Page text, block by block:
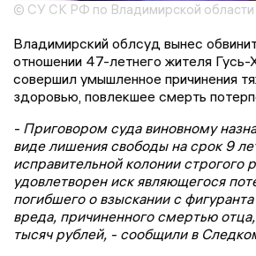
© СУ СК РФ по Владимирской области
Владимирский облсуд вынес
отношении 47-летнего жителя Гусь-
совершил умышленное причинения
здоровью, повлекшее смерть
- Приговором суда виновному
виде лишения свободы на срок 9
исправительной колонии
удовлетворен иск являющегося
погибшего о взыскании с
вреда, причиненного смертью
тысяч рублей, - сообщили в